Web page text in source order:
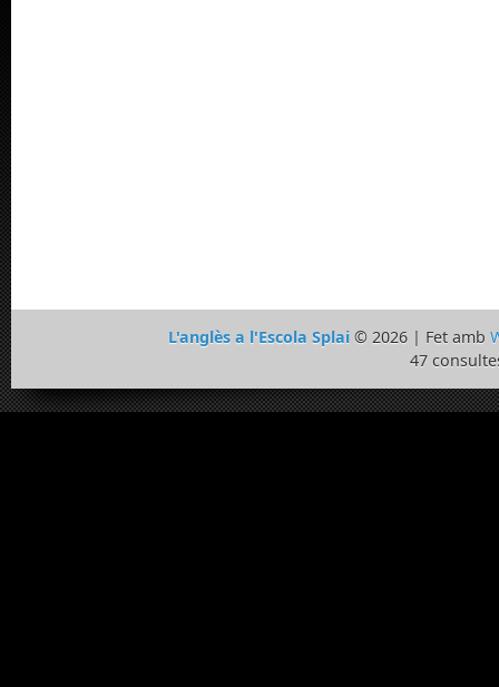
L'anglès a l'Escola Splai© 2026 | Fet amb
47